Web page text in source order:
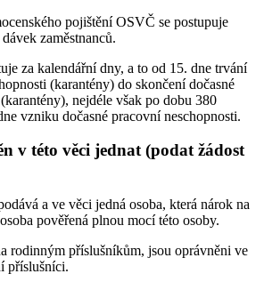
pojištění OSVČ se postupuje
zaměstnanců.
za kalendářní dny, a to od 15. dne trvání
(karantény) do skončení dočasné
nejdéle však po dobu 380
vzniku dočasné pracovní neschopnosti.
v této věci jednat (podat žádost
a ve věci jedná osoba, která nárok na
pověřená plnou mocí této osoby.
rodinným příslušníkům, jsou oprávněni ve
příslušníci.